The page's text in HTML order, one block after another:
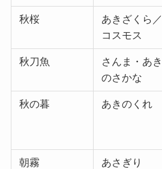
秋桜
あきざくら／
コスモス
秋刀魚
さんま・あき
のさかな
秋の暮 あきのくれ
朝霧 あさぎり